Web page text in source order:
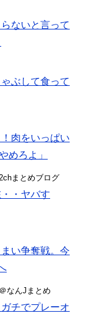
ないと言って
ぶして食って
肉をいっぱい
めろよ」
まとめブログ
・ヤバす
い争奪戦。今
なんJまとめ
チでプレーオ